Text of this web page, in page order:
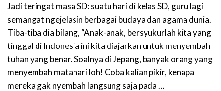
Jadi teringat masa SD: suatu hari di kelas SD, guru lagi
semangat ngejelasin berbagai budaya dan agama dunia.
Tiba-tiba dia bilang, “Anak-anak, bersyukurlah kita yang
tinggal di Indonesia ini kita diajarkan untuk menyembah
tuhan yang benar. Soalnya di Jepang, banyak orang yang
menyembah matahari loh! Coba kalian pikir, kenapa
mereka gak nyembah langsung saja pada …